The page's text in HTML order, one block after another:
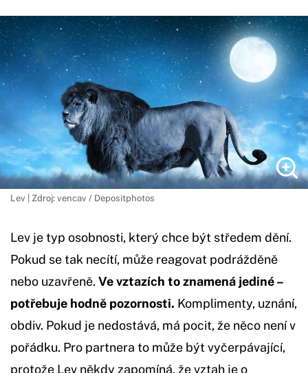
Lev | Zdroj: vencav / Depositphotos
Lev je typ osobnosti, který chce být středem dění.
Pokud se tak necítí, může reagovat podrážděně
nebo uzavřeně. Ve vztazích to znamená jediné –
potřebuje hodně pozornosti. Komplimenty, uznání,
obdiv. Pokud je nedostává, má pocit, že něco není v
pořádku. Pro partnera to může být vyčerpávající,
protože Lev někdy zapomíná, že vztah je o